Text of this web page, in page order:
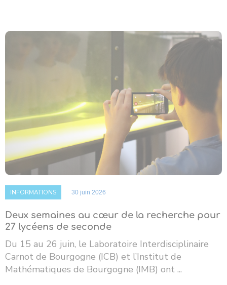
INFORMATIONS 30 juin 2026
Deux semaines au cœur de la recherche pour
27 lycéens de seconde
Du 15 au 26 juin, le Laboratoire Interdisciplinaire
Carnot de Bourgogne (ICB) et l’Institut de
Mathématiques de Bourgogne (IMB) ont ...